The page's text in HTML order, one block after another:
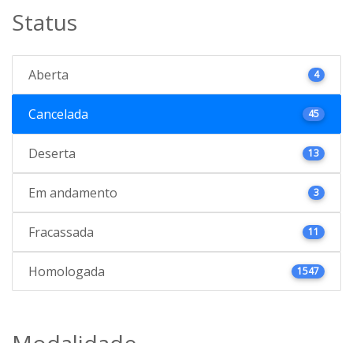
Status
Aberta 4
Cancelada 45
Deserta 13
Em andamento 3
Fracassada 11
Homologada 1547